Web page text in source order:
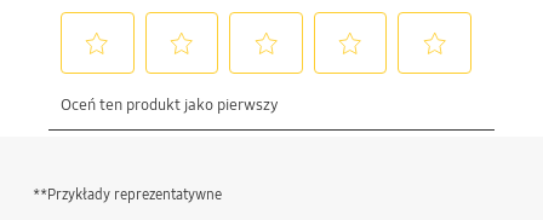
**Przykłady reprezentatywne